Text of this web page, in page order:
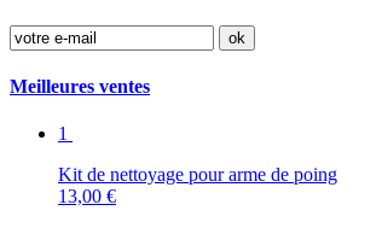
Meilleures ventes
1
Kit de nettoyage pour arme de poing
13,00 €